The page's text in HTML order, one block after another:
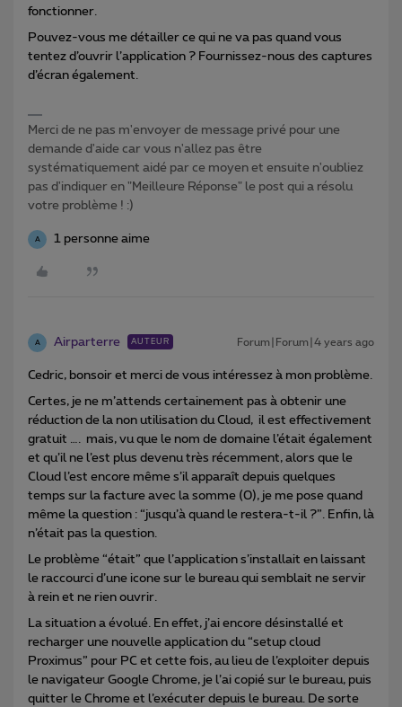
fonctionner.
Pouvez-vous me détailler ce qui ne va pas quand vous
tentez d’ouvrir l’application ? Fournissez-nous des captures
d’écran également.
Merci de ne pas m'envoyer de message privé pour une
demande d'aide car vous n'allez pas être
systématiquement aidé par ce moyen et ensuite n'oubliez
pas d'indiquer en "Meilleure Réponse" le post qui a résolu
votre problème ! :)
A 1 personne aime
A Airparterre AUTEUR Forum|Forum|4 years ago
Cedric, bonsoir et merci de vous intéressez à mon problème.
Certes, je ne m’attends certainement pas à obtenir une
réduction de la non utilisation du Cloud, il est effectivement
gratuit …. mais, vu que le nom de domaine l’était également
et qu’il ne l’est plus devenu très récemment, alors que le
Cloud l’est encore même s’il apparaît depuis quelques
temps sur la facture avec la somme (0), je me pose quand
même la question : “jusqu’à quand le restera-t-il ?”. Enfin, là
n’était pas la question.
Le problème “était” que l’application s’installait en laissant
le raccourci d’une icone sur le bureau qui semblait ne servir
à rein et ne rien ouvrir.
La situation a évolué. En effet, j’ai encore désinstallé et
recharger une nouvelle application du “setup cloud
Proximus” pour PC et cette fois, au lieu de l’exploiter depuis
le navigateur Google Chrome, je l’ai copié sur le bureau, puis
quitter le Chrome et l’exécuter depuis le bureau. De sorte